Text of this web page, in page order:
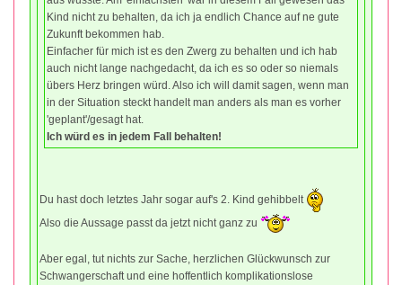
Kind nicht zu behalten, da ich ja endlich Chance auf ne gute
Zukunft bekommen hab.
Einfacher für mich ist es den Zwerg zu behalten und ich hab
auch nicht lange nachgedacht, da ich es so oder so niemals
übers Herz bringen würd. Also ich will damit sagen, wenn man
in der Situation steckt handelt man anders als man es vorher
'geplant'/gesagt hat.
Ich würd es in jedem Fall behalten!
Du hast doch letztes Jahr sogar auf's 2. Kind gehibbelt
Also die Aussage passt da jetzt nicht ganz zu
Aber egal, tut nichts zur Sache, herzlichen Glückwunsch zur
Schwangerschaft und eine hoffentlich komplikationslose